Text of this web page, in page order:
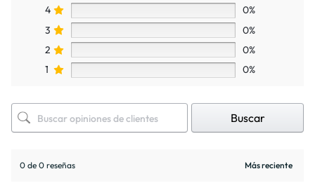
4
0%
3
0%
2
0%
1
0%
Buscar
0 de 0 reseñas